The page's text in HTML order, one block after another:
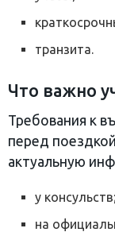
транзита.
Что важно
Требования к
перед
актуальную
у консульств;
на